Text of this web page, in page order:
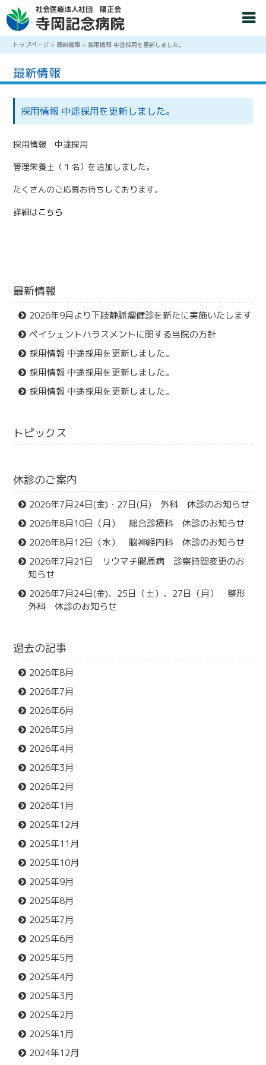
社会医療法人社団 陽正会
寺岡記念病院
トップページ > 最新情報 > 採用情報 中途採用を更新しました。
最新情報
採用情報 中途採用を更新しました。
採用情報 中途採用
管理栄養士（１名）を追加しました。
たくさんのご応募お待ちしております。
詳細はこちら
最新情報
2026年9月より下肢静脈瘤健診を新たに実施いたします
ペイシェントハラスメントに関する当院の方針
採用情報 中途採用を更新しました。
採用情報 中途採用を更新しました。
採用情報 中途採用を更新しました。
トピックス
休診のご案内
2026年7月24日(金)・27日(月) 外科 休診のお知らせ
2026年8月10日（月） 総合診療科 休診のお知らせ
2026年8月12日（水） 脳神経内科 休診のお知らせ
2026年7月21日 リウマチ膠原病 診察時間変更のお
知らせ
2026年7月24日(金)、25日（土）、27日（月） 整形
外科 休診のお知らせ
過去の記事
2026年8月
2026年7月
2026年6月
2026年5月
2026年4月
2026年3月
2026年2月
2026年1月
2025年12月
2025年11月
2025年10月
2025年9月
2025年8月
2025年7月
2025年6月
2025年5月
2025年4月
2025年3月
2025年2月
2025年1月
2024年12月